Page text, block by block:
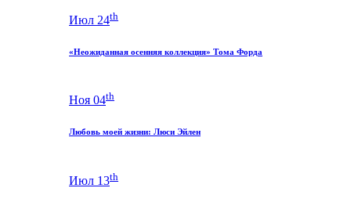
Июл 24th
«Неожиданная осенняя коллекция» Тома Форда
Ноя 04th
Любовь моей жизни: Люси Эйлен
Июл 13th